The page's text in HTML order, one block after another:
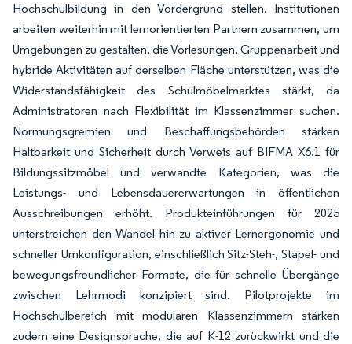
Hochschulbildung in den Vordergrund stellen. Institutionen
arbeiten weiterhin mit lernorientierten Partnern zusammen, um
Umgebungen zu gestalten, die Vorlesungen, Gruppenarbeit und
hybride Aktivitäten auf derselben Fläche unterstützen, was die
Widerstandsfähigkeit des Schulmöbelmarktes stärkt, da
Administratoren nach Flexibilität im Klassenzimmer suchen.
Normungsgremien und Beschaffungsbehörden stärken
Haltbarkeit und Sicherheit durch Verweis auf BIFMA X6.1 für
Bildungssitzmöbel und verwandte Kategorien, was die
Leistungs- und Lebensdauererwartungen in öffentlichen
Ausschreibungen erhöht. Produkteinführungen für 2025
unterstreichen den Wandel hin zu aktiver Lernergonomie und
schneller Umkonfiguration, einschließlich Sitz-Steh-, Stapel- und
bewegungsfreundlicher Formate, die für schnelle Übergänge
zwischen Lehrmodi konzipiert sind. Pilotprojekte im
Hochschulbereich mit modularen Klassenzimmern stärken
zudem eine Designsprache, die auf K-12 zurückwirkt und die